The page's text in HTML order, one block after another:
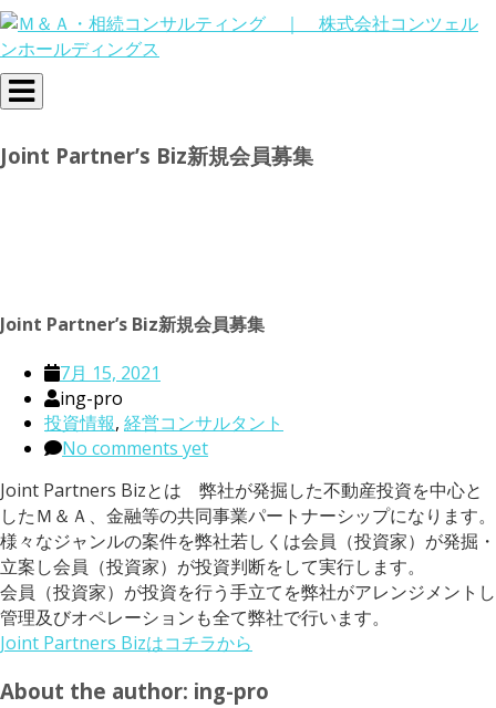
Toggle
navigation
Joint Partner’s Biz新規会員募集
Joint Partner’s Biz新規会員募集
7月 15, 2021
ing-pro
投資情報, 経営コンサルタント
No comments yet
Joint Partners Bizとは 弊社が発掘した不動産投資を中心と
したＭ＆Ａ、金融等の共同事業パートナーシップになります。
様々なジャンルの案件を弊社若しくは会員（投資家）が発掘・
立案し会員（投資家）が投資判断をして実行します。
会員（投資家）が投資を行う手立てを弊社がアレンジメントし
管理及びオペレーションも全て弊社で行います。
Joint Partners Bizはコチラから
About the author: ing-pro